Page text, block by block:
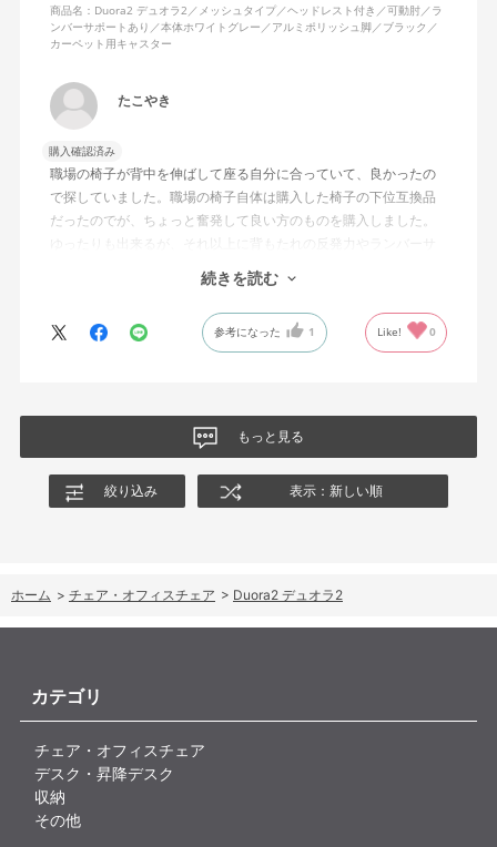
シンプルで機能性の高いバランスのとれたチェア。背面とヘッド
レストにもたれかかるような使い方はまだあまりしていないが、
商品名：Duora2 デュオラ2／メッシュタイプ／ヘッドレスト付き／可動肘／ラ
ンバーサポートあり／本体ホワイトグレー／アルミポリッシュ脚／ブラック／
カーペット用キャスター
たこやき
購入確認済み
職場の椅子が背中を伸ばして座る自分に合っていて、良かったの
で探していました。職場の椅子自体は購入した椅子の下位互換品
だったのでが、ちょっと奮発して良い方のものを購入しました。
ゆったりも出来るが、それ以上に背もたれの反発力やランバーサ
ポートを突き出したり出来るので、モニターに向かわす方にも力
が入っていて仕事をするにはすごく良い椅子でした。
続きを読む
参考になった 1 Like! 0
もっと見る
絞り込み 表示：新しい順
ホーム > チェア・オフィスチェア > Duora2 デュオラ2
カテゴリ
チェア・オフィスチェア
デスク・昇降デスク
収納
その他